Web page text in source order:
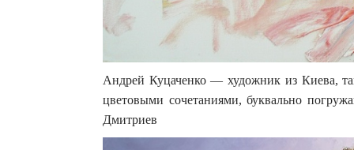
Андрей Куцаченко — художник из Киева,
цветовыми сочетаниями, буквально
Дмитриев